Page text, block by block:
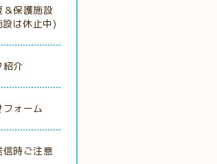
＆保護施設
は休止中)
紹介
フォーム
信時ご注意